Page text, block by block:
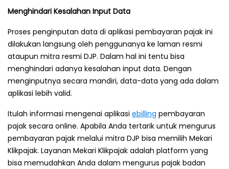
Menghindari Kesalahan Input Data
Proses penginputan data di aplikasi pembayaran pajak ini
dilakukan langsung oleh penggunanya ke laman resmi
ataupun mitra resmi DJP. Dalam hal ini tentu bisa
menghindari adanya kesalahan input data. Dengan
menginputnya secara mandiri, data-data yang ada dalam
aplikasi lebih valid.
Itulah informasi mengenai aplikasi ebilling pembayaran
pajak secara online. Apabila Anda tertarik untuk mengurus
pembayaran pajak melalui mitra DJP bisa memilih Mekari
Klikpajak. Layanan Mekari Klikpajak adalah platform yang
bisa memudahkan Anda dalam mengurus pajak badan